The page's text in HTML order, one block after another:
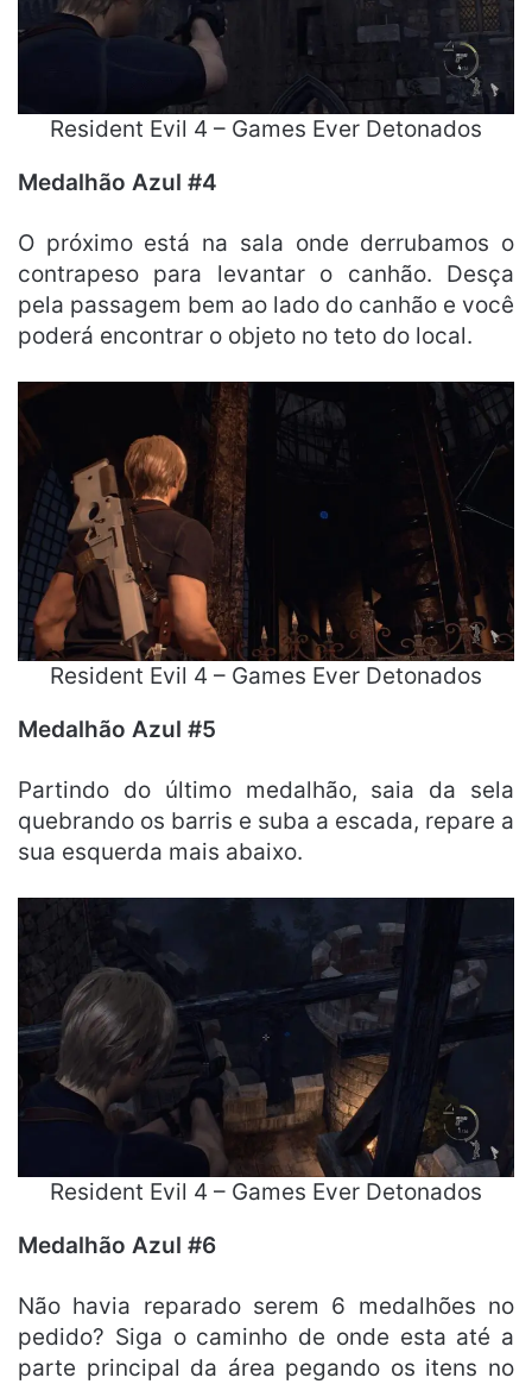
Resident Evil 4 – Games Ever Detonados
Medalhão Azul #4
O próximo está na sala onde derrubamos o
contrapeso para levantar o canhão. Desça
pela passagem bem ao lado do canhão e você
poderá encontrar o objeto no teto do local.
Resident Evil 4 – Games Ever Detonados
Medalhão Azul #5
Partindo do último medalhão, saia da sela
quebrando os barris e suba a escada, repare a
sua esquerda mais abaixo.
Resident Evil 4 – Games Ever Detonados
Medalhão Azul #6
Não havia reparado serem 6 medalhões no
pedido? Siga o caminho de onde esta até a
parte principal da área pegando os itens no